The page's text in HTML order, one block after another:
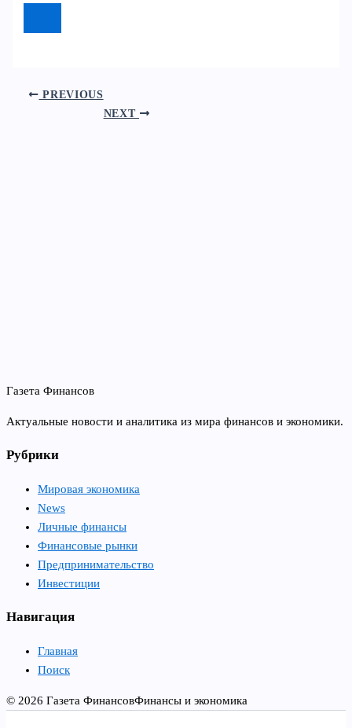
PREVIOUS
NEXT
Газета Финансов
Актуальные новости и аналитика из мира финансов и экономики.
Рубрики
Мировая экономика
News
Личные финансы
Финансовые рынки
Предпринимательство
Инвестиции
Навигация
Главная
Поиск
© 2026 Газета ФинансовФинансы и экономика